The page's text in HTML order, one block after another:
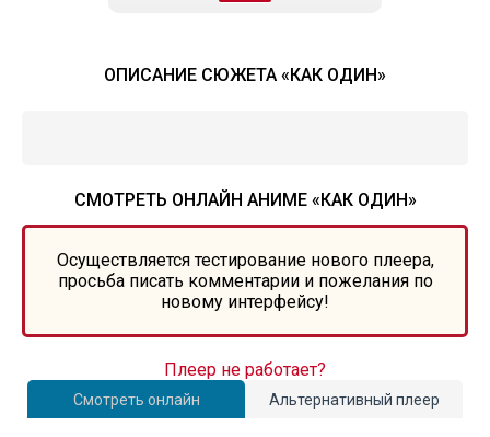
ОПИСАНИЕ СЮЖЕТА «КАК ОДИН»
СМОТРЕТЬ ОНЛАЙН АНИМЕ «КАК ОДИН»
Осуществляется тестирование нового плеера,
просьба писать комментарии и пожелания по
новому интерфейсу!
Смотреть онлайн Альтернативный плеер
Плеер не работает?